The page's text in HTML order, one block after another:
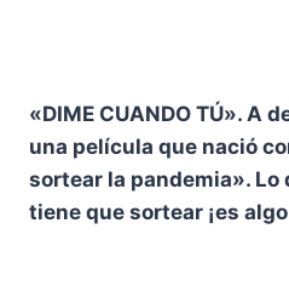
«DIME CUANDO TÚ». A
una película que nació
sortear la pandemia». Lo
tiene que sortear ¡es